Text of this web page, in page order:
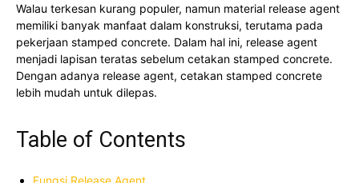
Walau terkesan kurang populer, namun material release agent
memiliki banyak manfaat dalam konstruksi, terutama pada
pekerjaan stamped concrete. Dalam hal ini, release agent
menjadi lapisan teratas sebelum cetakan stamped concrete.
Dengan adanya release agent, cetakan stamped concrete
lebih mudah untuk dilepas.
Table of Contents
Fungsi Release Agent